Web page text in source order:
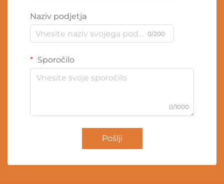
Naziv podjetja
0/200
Sporočilo
0/1000
Pošlji